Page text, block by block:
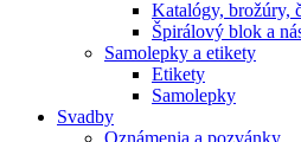
Katalógy, brožúry,
Špirálový blok a
Samolepky a etikety
Etikety
Samolepky
Svadby
Oznámenia a pozvánky